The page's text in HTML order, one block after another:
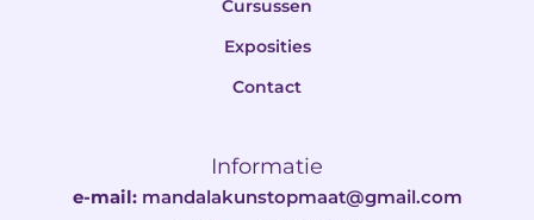
Cursussen
Exposities
Contact
Informatie
e-mail: mandalakunstopmaat@gmail.com